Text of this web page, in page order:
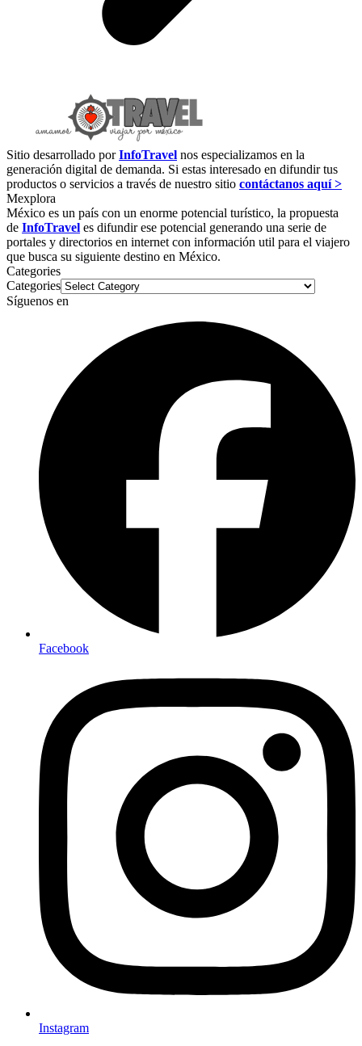
Sitio desarrollado porInfoTravel nos especializamos en la
generación digital de demanda. Si estas interesado en difundir tus
productos o servicios a través de nuestro sitio contáctanos aquí >
Mexplora
México es un país con un enorme potencial turístico, la propuesta
de InfoTravel es difundir ese potencial generando una serie de
portales y directorios en internet con información util para el viajero
que busca su siguiente destino en México.
Categories
Categories
Síguenos en
Facebook
Instagram